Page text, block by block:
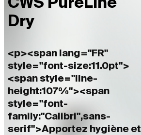
CWS PureLine
Dry
<p><span lang="FR"
style="font-size:11.0pt">
<span style="line-
height:107%"><span
style="font-
family:"Calibri",sans-
serif">Apportez hygiène et